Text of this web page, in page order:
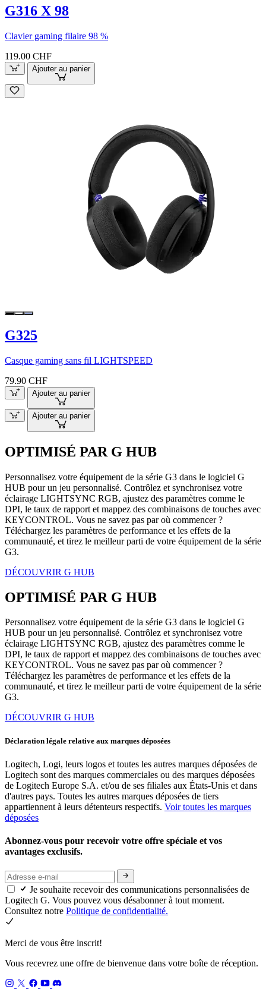
G316 X 98
Clavier gaming filaire 98 %
119.00 CHF
Ajouter au panier
G325
Casque gaming sans fil LIGHTSPEED
79.90 CHF
Ajouter au panier
Ajouter au panier
OPTIMISÉ PAR G HUB
Personnalisez votre équipement de la série G3 dans le logiciel G
HUB pour un jeu personnalisé. Contrôlez et synchronisez votre
éclairage LIGHTSYNC RGB, ajustez des paramètres comme le
DPI, le taux de rapport et mappez des combinaisons de touches avec
KEYCONTROL. Vous ne savez pas par où commencer ?
Téléchargez les paramètres de performance et les effets de la
communauté, et tirez le meilleur parti de votre équipement de la série
G3.
DÉCOUVRIR G HUB
OPTIMISÉ PAR G HUB
Personnalisez votre équipement de la série G3 dans le logiciel G
HUB pour un jeu personnalisé. Contrôlez et synchronisez votre
éclairage LIGHTSYNC RGB, ajustez des paramètres comme le
DPI, le taux de rapport et mappez des combinaisons de touches avec
KEYCONTROL. Vous ne savez pas par où commencer ?
Téléchargez les paramètres de performance et les effets de la
communauté, et tirez le meilleur parti de votre équipement de la série
G3.
DÉCOUVRIR G HUB
Déclaration légale relative aux marques déposées
Logitech, Logi, leurs logos et toutes les autres marques déposées de
Logitech sont des marques commerciales ou des marques déposées
de Logitech Europe S.A. et/ou de ses filiales aux États-Unis et dans
d'autres pays. Toutes les autres marques déposées de tiers
appartiennent à leurs détenteurs respectifs. Voir toutes les marques
déposées
Abonnez-vous pour recevoir votre offre spéciale et vos
avantages exclusifs.
Je souhaite recevoir des communications personnalisées de
Logitech G. Vous pouvez vous désabonner à tout moment.
Consultez notre Politique de confidentialité.
Merci de vous être inscrit!
Vous recevrez une offre de bienvenue dans votre boîte de réception.